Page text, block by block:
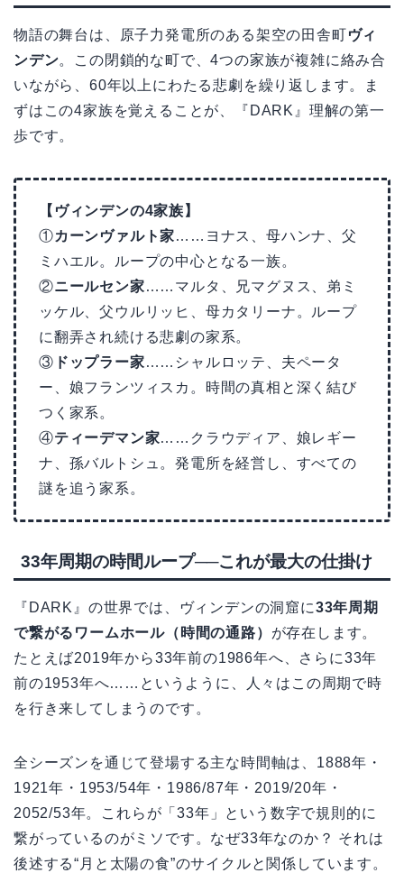
物語の舞台は、原子力発電所のある架空の田舎町ヴィ
ンデン。この閉鎖的な町で、4つの家族が複雑に絡み合
いながら、60年以上にわたる悲劇を繰り返します。ま
ずはこの4家族を覚えることが、『DARK』理解の第一
歩です。
【ヴィンデンの4家族】
①カーンヴァルト家……ヨナス、母ハンナ、父
ミハエル。ループの中心となる一族。
②ニールセン家……マルタ、兄マグヌス、弟ミ
ッケル、父ウルリッヒ、母カタリーナ。ループ
に翻弄され続ける悲劇の家系。
③ ドップラー家……シャルロッテ、夫ペータ
ー、娘フランツィスカ。時間の真相と深く結び
つく家系。
④ティーデマン家……クラウディア、娘レギー
ナ、孫バルトシュ。発電所を経営し、すべての
謎を追う家系。
33年周期の時間ループ──これが最大の仕掛け
『DARK』の世界では、ヴィンデンの洞窟に33年周期
で繋がるワームホール（時間の通路） が存在します。
たとえば2019年から33年前の1986年へ、さらに33年
前の1953年へ……というように、人々はこの周期で時
を行き来してしまうのです。
全シーズンを通じて登場する主な時間軸は、1888年・
1921年・1953/54年・1986/87年・2019/20年・
2052/53年。これらが「33年」という数字で規則的に
繋がっているのがミソです。なぜ33年なのか？ それは
後述する“月と太陽の食”のサイクルと関係しています。